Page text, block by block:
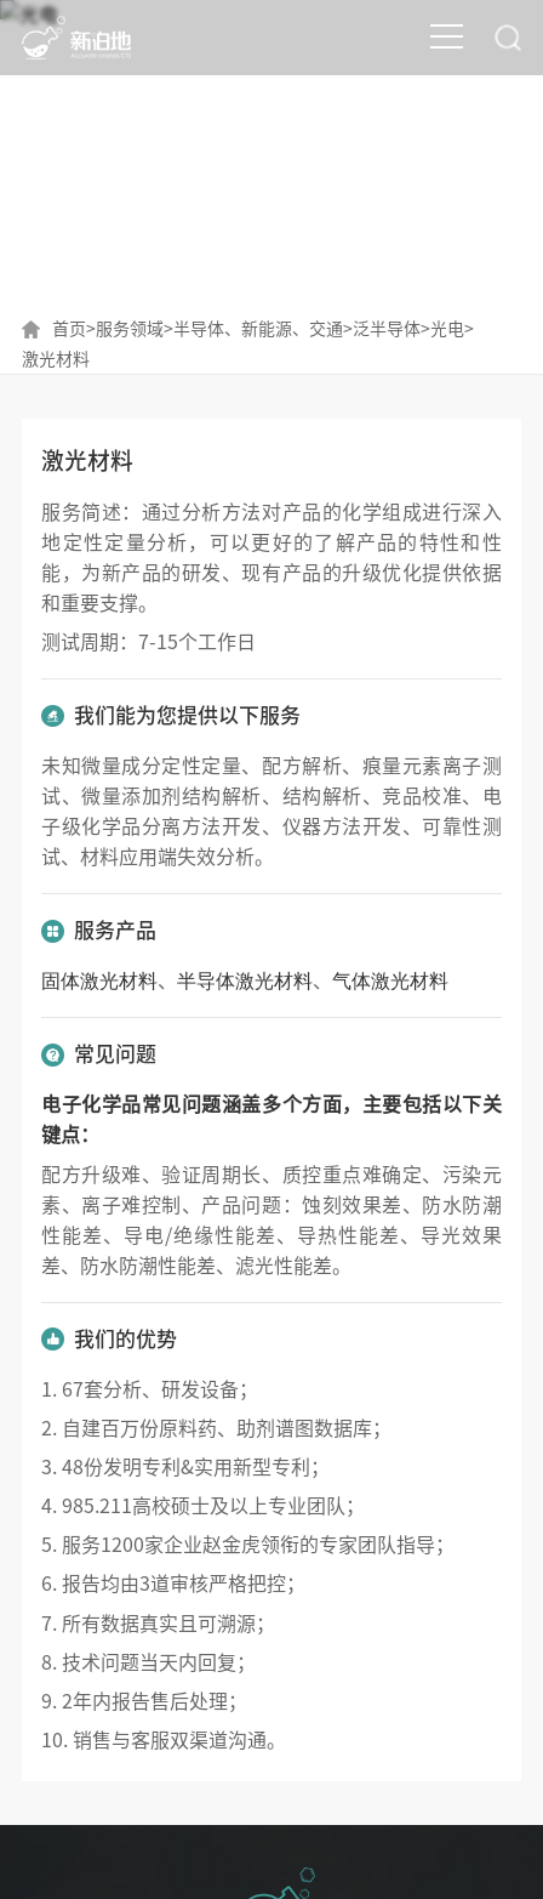
首页>服务领域>半导体、新能源、交通>泛半导体>光电>
激光材料
激光材料
服务简述：通过分析方法对产品的化学组成进行深入
地定性定量分析，可以更好的了解产品的特性和性
能，为新产品的研发、现有产品的升级优化提供依据
和重要支撑。
测试周期：7-15个工作日
我们能为您提供以下服务
未知微量成分定性定量、配方解析、痕量元素离子测
试、微量添加剂结构解析、结构解析、竞品校准、电
子级化学品分离方法开发、仪器方法开发、可靠性测
试、材料应用端失效分析。
服务产品
固体激光材料、半导体激光材料、气体激光材料
常见问题
电子化学品常见问题涵盖多个方面，主要包括以下关
键点：
配方升级难、验证周期长、质控重点难确定、污染元
素、离子难控制、产品问题：蚀刻效果差、防水防潮
性能差、导电/绝缘性能差、导热性能差、导光效果
差、防水防潮性能差、滤光性能差。
我们的优势
1. 67套分析、研发设备；
2. 自建百万份原料药、助剂谱图数据库；
3. 48份发明专利&实用新型专利；
4. 985.211高校硕士及以上专业团队；
5. 服务1200家企业赵金虎领衔的专家团队指导；
6. 报告均由3道审核严格把控；
7. 所有数据真实且可溯源；
8. 技术问题当天内回复；
9. 2年内报告售后处理；
10. 销售与客服双渠道沟通。